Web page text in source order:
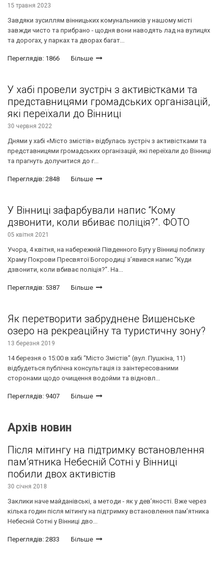
15 травня 2023
Завдяки зусиллям вінницьких комунальників у нашому місті
завжди чисто та прибрано - щодня вони наводять лад на вулицях
та дорогах, у парках та дворах багат...
Переглядів: 1866 Більше
У хабі провели зустріч з активістками та
представницями громадських організацій,
які переїхали до Вінниці
30 червня 2022
Днями у хабі «Місто змістів» відбулась зустріч з активістками та
представницями громадських організацій, які переїхали до Вінниці
та прагнуть долучитися до г...
Переглядів: 2848 Більше
У Вінниці зафарбували напис “Кому
дзвонити, коли вбиває поліція?”. ФОТО
05 квітня 2021
Учора, 4 квітня, на набережній Південного Бугу у Вінниці поблизу
Храму Покрови Пресвятої Богородиці з’явився напис “Куди
дзвонити, коли вбиває поліція?”. На...
Переглядів: 5387 Більше
Як перетворити забруднене Вишенське
озеро на рекреаційну та туристичну зону?
13 березня 2019
14 березня о 15:00 в хабі “Місто Змістів” (вул. Пушкіна, 11)
відбудеться публічна консультація із заінтересованими
сторонами щодо очищення водойми та відновл...
Переглядів: 9407 Більше
Архів новин
Після мітингу на підтримку встановлення
пам’ятника Небесній Сотні у Вінниці
побили двох активістів
30 січня 2018
Заклики наче майданівські, а методи - як у дев’яності. Вже через
кілька годин після мітингу на підтримку встановлення пам’ятника
Небесній Сотні у Вінниці дво...
Переглядів: 2833 Більше